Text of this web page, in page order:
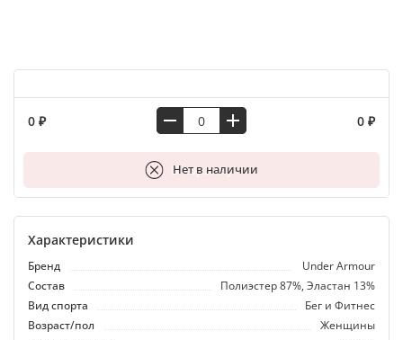
0 ₽ 0 ₽
Нет в наличии
В корзину
Характеристики
Бренд
Under Armour
Состав
Полиэстер 87%, Эластан 13%
Вид спорта
Бег и Фитнес
Возраст/пол
Женщины